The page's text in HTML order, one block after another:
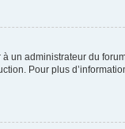
un administrateur du
Pour plus